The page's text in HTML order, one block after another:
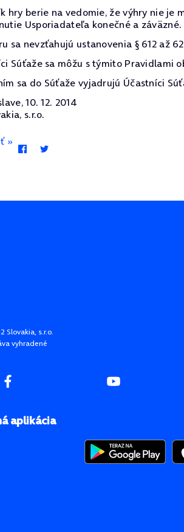
hry berie na vedomie, že výhry nie je
Usporiadateľa konečné a záväzné.
sa nevzťahujú ustanovenia § 612 až
Súťaže sa môžu s týmito Pravidlami
sa do Súťaže vyjadrujú Účastníci
10. 12. 2014
s.r.o.
»
stránky
Slovakia, s.r.o.
vyhradené
aplikácia